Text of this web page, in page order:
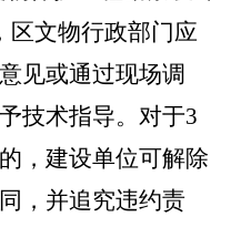
区文物行政部门应
见或通过现场调
技术指导。对于3
，建设单位可解除
，并追究违约责